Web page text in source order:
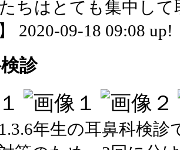
ちはとても集中し
2020-09-18 09:08 up!
診
年生の耳鼻科検診